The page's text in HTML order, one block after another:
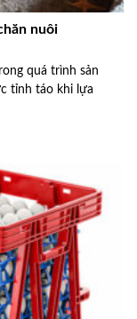
nuôi
quá trình sản
tỉnh táo khi lựa